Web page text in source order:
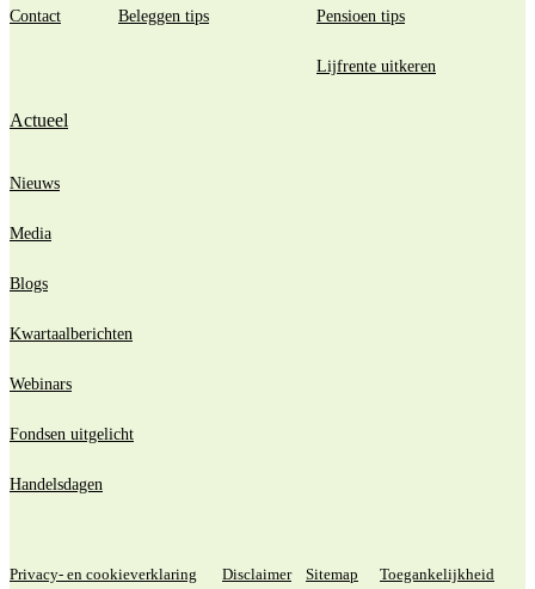
Contact Beleggen tips Pensioen tips
Lijfrente uitkeren
Actueel
Nieuws
Media
Blogs
Kwartaalberichten
Webinars
Fondsen uitgelicht
Handelsdagen
Privacy- en cookieverklaring Disclaimer Sitemap Toegankelijkheid